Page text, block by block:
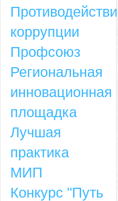
Противодействие
коррупции
Профсоюз
Региональная
инновационная
площадка
Лучшая
практика
МИП
Конкурс "Путь